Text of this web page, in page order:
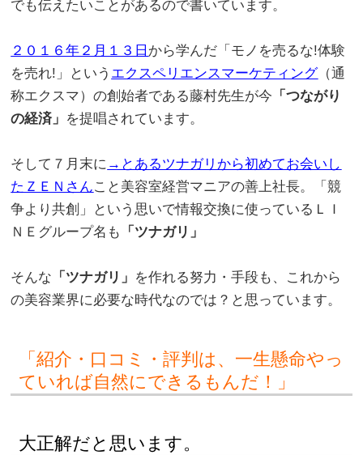
でも伝えたいことがあるので書いています。
２０１６年２月１３日 から学んだ「モノを売るな!体験
を売れ!」という エクスペリエンスマーケティング（通
称エクスマ）の創始者である藤村先生が今 「つながり
の経済」 を提唱されています。
そして７月末に →とあるツナガリから初めてお会いし
たＺＥＮさんこと美容室経営マニアの善上社長。「競
争より共創」という思いで情報交換に使っているＬＩ
ＮＥグループ名も
「ツナガリ」
そんな 「ツナガリ」 を作れる努力・手段も、これから
の美容業界に必要な時代なのでは？と思っています。
「紹介・口コミ・評判は、一生懸命やっ
ていれば自然にできるもんだ！」
大正解だと思います。